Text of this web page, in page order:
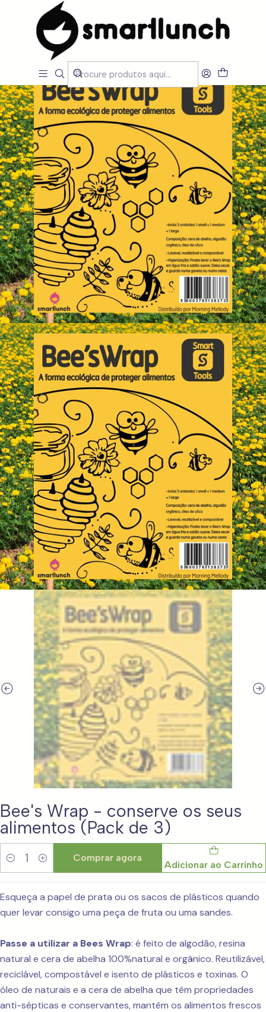
LOJA
Acessórios
Bee's Wrap - conserve os seus alimentos (Pack de 3)
Bee's Wrap - conserve os seus
alimentos (Pack de 3)
Quantidade Adicionar ao Carrinho
Comprar agora
Esqueça a papel de prata ou os sacos de plásticos quando
quer levar consigo uma peça de fruta ou uma sandes.
Passe a utilizar a Bees Wrap: é feito de algodão, resina
natural e cera de abelha 100%natural e orgânico. Reutilizável,
reciclável, compostável e isento de plásticos e toxinas. O
óleo de naturais e a cera de abelha que têm propriedades
anti-sépticas e conservantes, mantêm os alimentos frescos